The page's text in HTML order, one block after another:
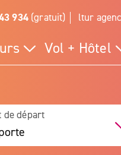
934(gratuit) ltur
Vol + Hôtel
de départ